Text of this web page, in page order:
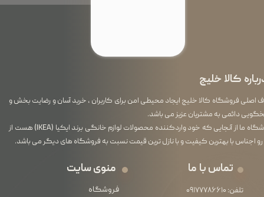
کالا خلیج
اصلی فروشگاه کالا خلیج ایجاد محیطی امن برای کاربران ، خرید آسان و رضایت بخش و
دائمی به مشتریان عزیز می باشد.
فروشگاه ما از آنجایی که خود واردکننده محصولات لوازم خانگی برند ایکیا (IKEA) هست از
رو اجناس با بهترین کیفیت و با نازل ترین قیمت نسبت به فروشگاه های دیگر می باشد.
منوی سایت
فروشگاه
تماس با ما
تلفن: ۰۹۱۷۷۷۸۶۶۱۰